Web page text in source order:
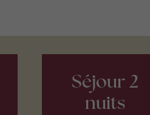
Séjour 2
nuits